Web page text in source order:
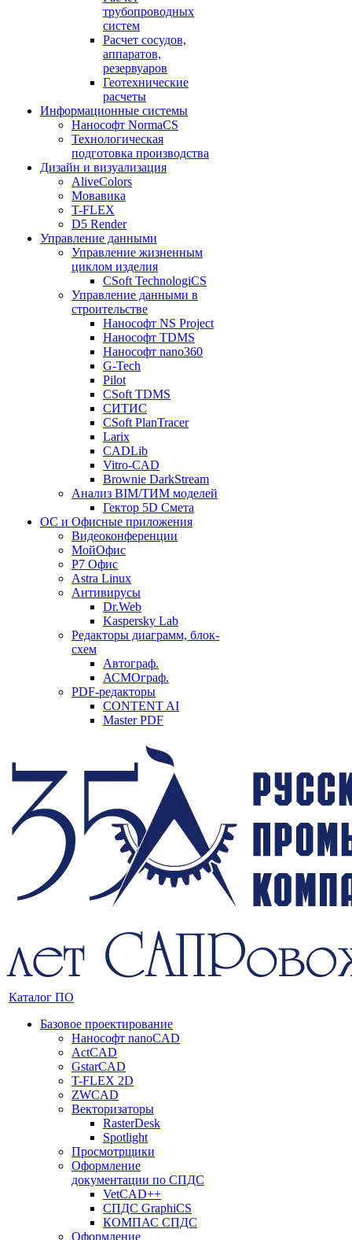
трубопроводных
систем
Расчет сосудов,
аппаратов,
резервуаров
Геотехнические
расчеты
Информационные системы
Нанософт NormaCS
Технологическая
подготовка производства
Дизайн и визуализация
AliveColors
Мовавика
T-FLEX
D5 Render
Управление данными
Управление жизненным
циклом изделия
CSoft TechnologiCS
Управление данными в
строительстве
Нанософт NS Project
Нанософт TDMS
Нанософт nano360
G-Tech
Pilot
CSoft TDMS
СИТИС
CSoft PlanTracer
Larix
CADLib
Vitro-CAD
Brownie DarkStream
Анализ BIM/ТИМ моделей
Гектор 5D Смета
ОС и Офисные приложения
Видеоконференции
МойОфис
P7 Офис
Astra Linux
Антивирусы
Dr.Web
Kaspersky Lab
Редакторы диаграмм, блок-
схем
Автограф.
АСМОграф.
PDF-редакторы
CONTENT AI
Master PDF
Каталог ПО
Базовое проектирование
Нанософт nanoCAD
ActCAD
GstarCAD
T-FLEX 2D
ZWCAD
Векторизаторы
RasterDesk
Spotlight
Просмотрщики
Оформление
документации по СПДС
VetCAD++
СПДС GraphiCS
КОМПАС СПДС
Оформление